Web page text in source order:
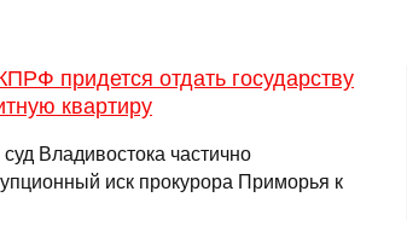
придется отдать государству
квартиру
Владивостока частично
иск прокурора Приморья к